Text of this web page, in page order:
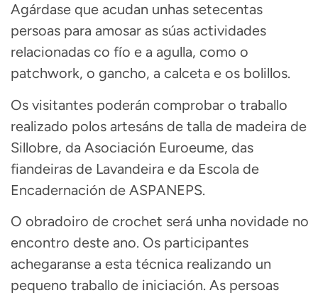
Agárdase que acudan unhas setecentas
persoas para amosar as súas actividades
relacionadas co fío e a agulla, como o
patchwork, o gancho, a calceta e os bolillos.
Os visitantes poderán comprobar o traballo
realizado polos artesáns de talla de madeira de
Sillobre, da Asociación Euroeume, das
fiandeiras de Lavandeira e da Escola de
Encadernación de ASPANEPS.
O obradoiro de crochet será unha novidade no
encontro deste ano. Os participantes
achegaranse a esta técnica realizando un
pequeno traballo de iniciación. As persoas